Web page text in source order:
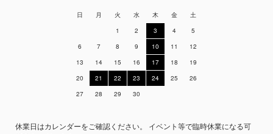
日 月 火 水 木 金
土
1
2 3 4
5
6
7 8 9 10 11
12
13
14 15 16 17 18
19
20
21 22 23 24 25
26
27
28 29 30
休業日はカレンダーをご確認ください。 イベント等で臨時休業になる可